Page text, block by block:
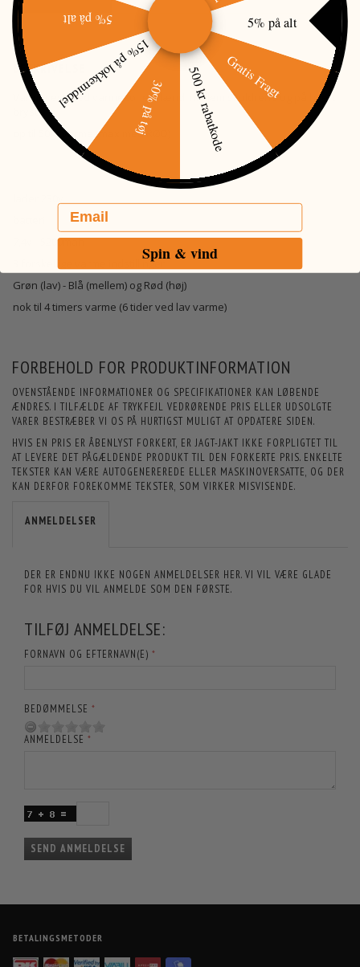
BESKRIVELSE
Varmevest med varmezoner i lænd, mellem skuldrene og på hvert
bryst
op til 50gr varme (max med RØD)
7,4v - 5200mah -
3 forskellige varme indstillinger
Grøn (lav) - Blå (mellem) og Rød (høj)
nok til 4 timers varme (6 tider ved lav varme)
FORBEHOLD FOR PRODUKTINFORMATION
OVENSTÅENDE INFORMATIONER OG SPECIFIKATIONER KAN LØBENDE
ÆNDRES. I TILFÆLDE AF TRYKFEJL VEDRØRENDE PRIS ELLER UDSOLGTE
VARER BESTRÆBER VI OS PÅ HURTIGST MULIGT AT OPDATERE SIDEN.
HVIS EN PRIS ER ÅBENLYST FORKERT, ER JAGT-JAKT IKKE FORPLIGTET TIL
AT LEVERE DET PÅGÆLDENDE PRODUKT TIL DEN FORKERTE PRIS. ENKELTE
TEKSTER KAN VÆRE AUTOGENEREREDE ELLER MASKINOVERSATTE, OG DER
KAN DERFOR FOREKOMME TEKSTER, SOM VIRKER MISVISENDE.
ANMELDELSER
DER ER ENDNU IKKE NOGEN ANMELDELSER HER. VI VIL VÆRE GLADE
FOR HVIS DU VIL ANMELDE SOM DEN FØRSTE.
TILFØJ ANMELDELSE:
FORNAVN OG EFTERNAVN(E)
BEDØMMELSE
ANMELDELSE
SEND ANMELDELSE
BETALINGSMETODER
5% på alt
Gratis Fragt
500 kr rabatkode
30% på tøj
15% på lokkemiddel
5% på alt
Email
Spin & vind